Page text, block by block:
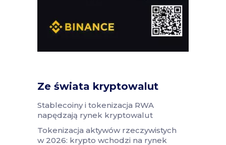
Ze świata kryptowalut
Stablecoiny i tokenizacja RWA
napędzają rynek kryptowalut
Tokenizacja aktywów rzeczywistych
w 2026: krypto wchodzi na rynek